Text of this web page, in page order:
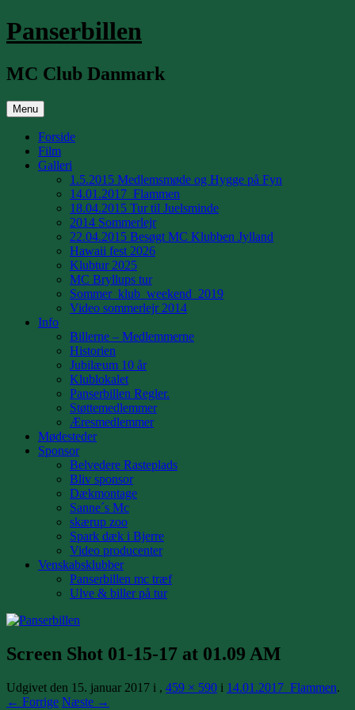
Hop
til
Panserbillen
MC Club Danmark
Menu
Forside
Film
Galleri
1.5.2015 Medlemsmøde og Hygge på Fyn
14.01.2017_Flammen
18.04.2015 Tur til Juelsminde
2014 Sommerlejr
22.04.2015 Besøgt MC Klubben Jylland
Hawaii fest 2026
Klubtur 2025
MC Bryllups tur
Sommer_klub_weekend_2019
Video sommerlejr 2014
Info
Billerne – Medlemmerne
Historien
Jubilæum 10 år
Klublokalet
Panserbillen Regler.
Støttemedlemmer
Æresmedlemmer
Mødesteder
Sponsor
Belvedere Rasteplads
Bliv sponsor
Dækmontage
Sanne´s Mc
skærup zoo
Spark dæk i Bjerre
Video producenter
Venskabsklubber
Panserbillen mc træf
Ulve & biller på tur
Screen Shot 01-15-17 at 01.09 AM
Udgivet den 15. januar 2017 i , 459 × 590 i 14.01.2017_Flammen.
← Forrige Næste →